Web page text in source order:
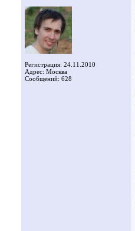
Регистрация: 24.11.2010
Адрес: Москва
Сообщений: 628